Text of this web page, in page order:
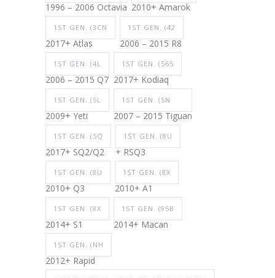
1996 – 2006 Octavia 2010+ Amarok
1ST GEN. (3CN
2017+ Atlas
1ST GEN. (42
2006 – 2015 R8
1ST GEN. (4L
2006 – 2015 Q7
1ST GEN. (565
2017+ Kodiaq
1ST GEN. (5L
2009+ Yeti
1ST GEN. (5N
2007 – 2015 Tiguan
1ST GEN. (5Q
2017+ SQ2/Q2
1ST GEN. (8U
+ RSQ3
1ST GEN. (8U
2010+ Q3
1ST GEN. (8X
2010+ A1
1ST GEN. (8X
2014+ S1
1ST GEN. (95B
2014+ Macan
1ST GEN. (NH
2012+ Rapid